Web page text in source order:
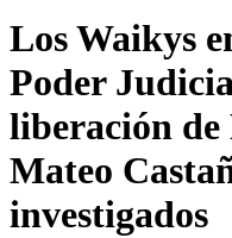
Los Waikys
Poder
liberación
Mateo
investigados